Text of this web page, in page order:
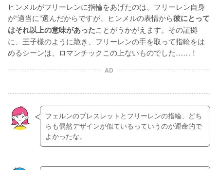
ヒンメルがフリーレンに指輪をあげたのは、フリーレン自身
が“適当に”選んだからですが、ヒンメルの表情から彼にとって
はそれ以上の意味があったことがうかがえます。その証拠
に、王子様のように跪き、フリーレンの手を取って指輪をは
めるシーンは、ロマンチックこの上ないものでした……！
AD
フェルンのブレスレットとフリーレンの指輪、どち
らも偶然デザインが似ているっていうのが運命的で
よかったな。